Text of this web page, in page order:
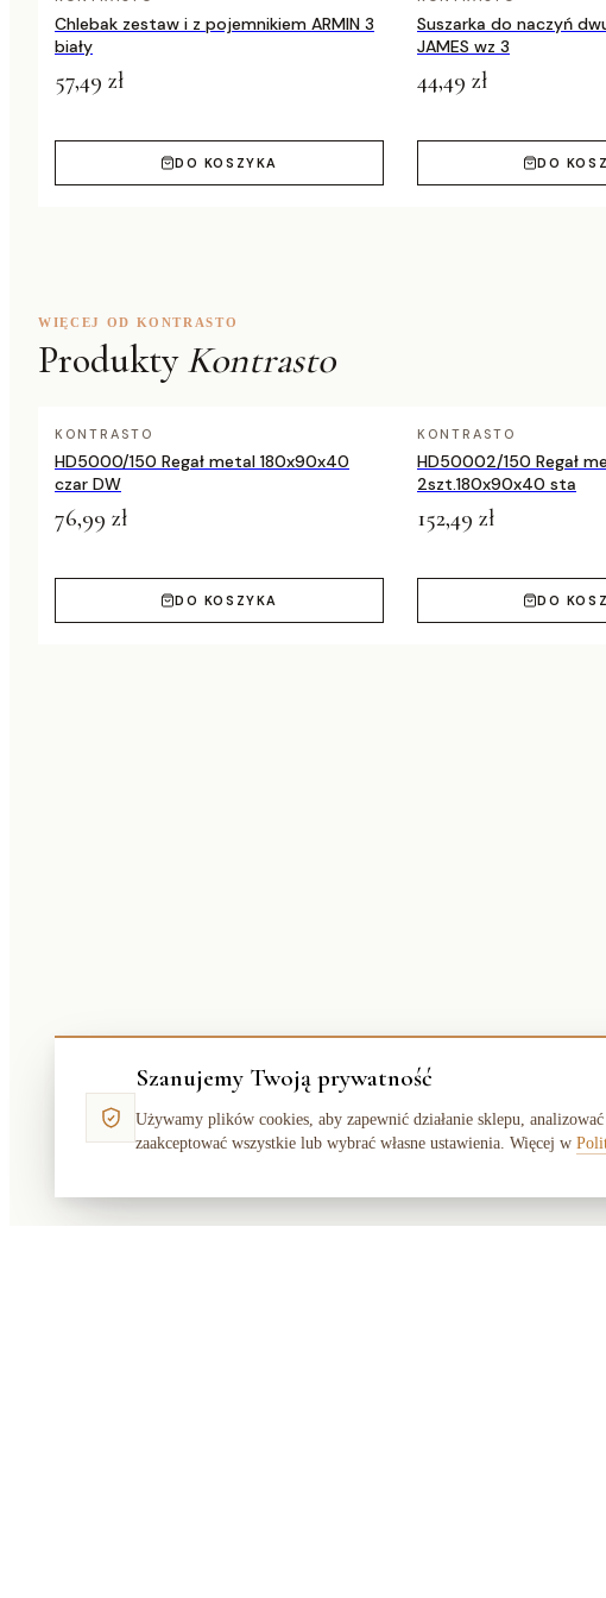
Chlebak zestaw i z pojemnikiem ARMIN 3
biały
57,49 zł
DO KOSZYKA
Suszarka do naczyń
JAMES wz 3
44,49 zł
DO
WIĘCEJ OD KONTRASTO
Produkty Kontrasto
KONTRASTO
HD5000/150 Regał metal 180x90x40
czar DW
76,99 zł
DO KOSZYKA
KONTRASTO
HD50002/150 Regał
2szt.180x90x40 sta
152,49 zł
DO
Szanujemy Twoją prywatność
Używamy plików cookies, aby zapewnić działanie sklepu,
zaakceptować wszystkie lub wybrać własne ustawienia. Więcej w